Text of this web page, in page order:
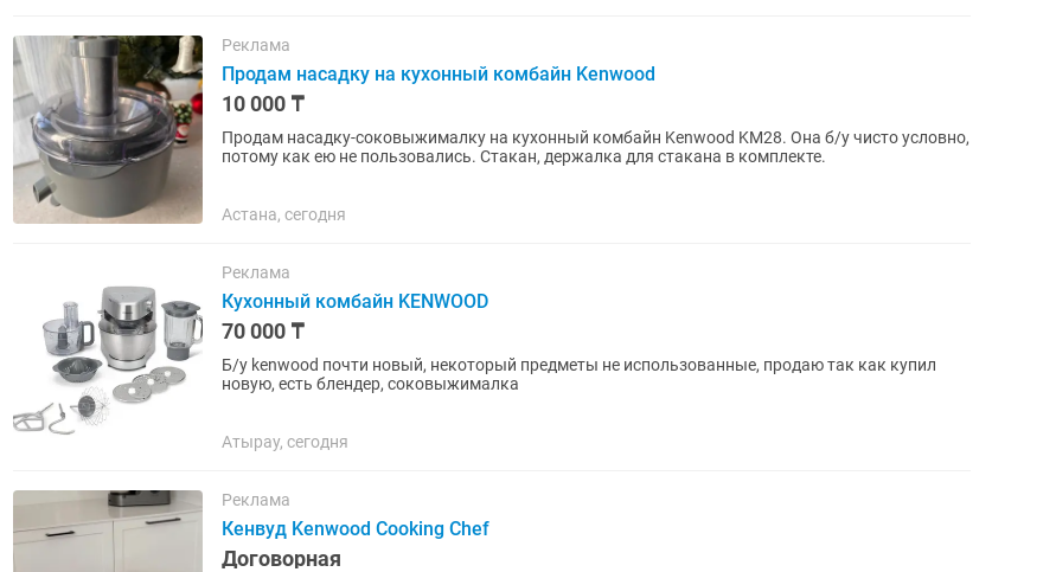
Реклама
Продам насадку на кухонный комбайн Kenwood
10 000 ₸
Продам насадку-соковыжималку на кухонный комбайн Kenwood KM28. Она б/у чисто условно,
потому как ею не пользовались. Стакан, держалка для стакана в комплекте.
Астана, сегодня
Реклама
Кухонный комбайн KENWOOD
70 000 ₸
Б/у kenwood почти новый, некоторый предметы не использованные, продаю так как купил
новую, есть блендер, соковыжималка
Атырау, сегодня
Реклама
Кенвуд Kenwood Cooking Chef
Договорная